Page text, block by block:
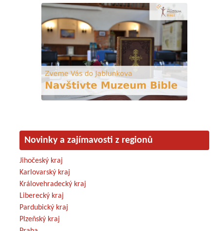
Novinky a zajímavosti z regionů
Jihočeský kraj
Karlovarský kraj
Královehradecký kraj
Liberecký kraj
Pardubický kraj
Plzeňský kraj